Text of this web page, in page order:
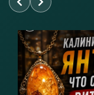
Склад
области
05-08-2026
В